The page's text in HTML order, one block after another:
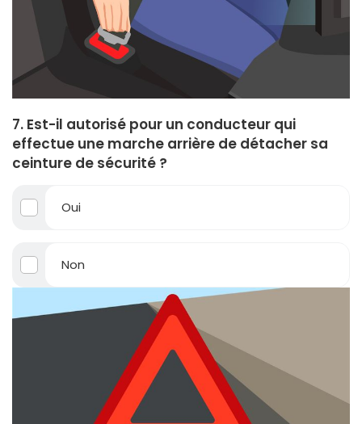
7. Est-il autorisé pour un conducteur qui
effectue une marche arrière de détacher sa
ceinture de sécurité ?
Oui
Non